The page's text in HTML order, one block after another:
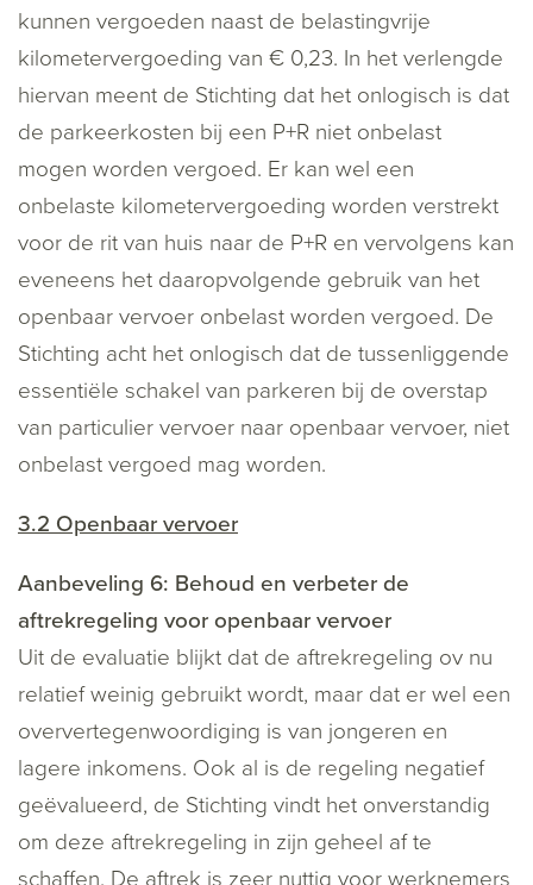
kunnen vergoeden naast de belastingvrije
kilometervergoeding van € 0,23. In het verlengde
hiervan meent de Stichting dat het onlogisch is dat
de parkeerkosten bij een P+R niet onbelast
mogen worden vergoed. Er kan wel een
onbelaste kilometervergoeding worden verstrekt
voor de rit van huis naar de P+R en vervolgens kan
eveneens het daaropvolgende gebruik van het
openbaar vervoer onbelast worden vergoed. De
Stichting acht het onlogisch dat de tussenliggende
essentiële schakel van parkeren bij de overstap
van particulier vervoer naar openbaar vervoer, niet
onbelast vergoed mag worden.
3.2 Openbaar vervoer
Aanbeveling 6: Behoud en verbeter de
aftrekregeling voor openbaar vervoer
Uit de evaluatie blijkt dat de aftrekregeling ov nu
relatief weinig gebruikt wordt, maar dat er wel een
oververtegenwoordiging is van jongeren en
lagere inkomens. Ook al is de regeling negatief
geëvalueerd, de Stichting vindt het onverstandig
om deze aftrekregeling in zijn geheel af te
schaffen. De aftrek is zeer nuttig voor werknemers